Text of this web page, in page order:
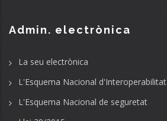
Admin. electrònica
La seu electrònica
L'Esquema Nacional d'Interoperabilitat
L'Esquema Nacional de seguretat